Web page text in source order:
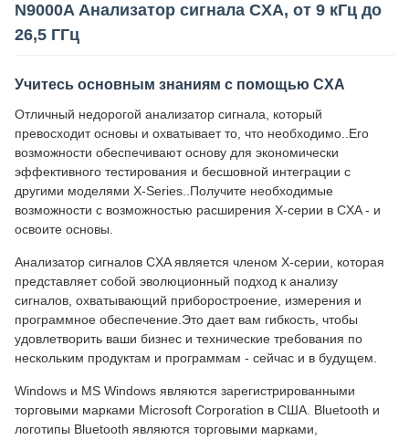
N9000A Анализатор сигнала CXA, от 9 кГц до
26,5 ГГц
Учитесь основным знаниям с помощью CXA
Отличный недорогой анализатор сигнала, который
превосходит основы и охватывает то, что необходимо..Его
возможности обеспечивают основу для экономически
эффективного тестирования и бесшовной интеграции с
другими моделями X-Series..Получите необходимые
возможности с возможностью расширения X-серии в CXA - и
освоите основы.
Анализатор сигналов CXA является членом X-серии, которая
представляет собой эволюционный подход к анализу
сигналов, охватывающий приборостроение, измерения и
программное обеспечение.Это дает вам гибкость, чтобы
удовлетворить ваши бизнес и технические требования по
нескольким продуктам и программам - сейчас и в будущем.
Windows и MS Windows являются зарегистрированными
торговыми марками Microsoft Corporation в США. Bluetooth и
логотипы Bluetooth являются торговыми марками,